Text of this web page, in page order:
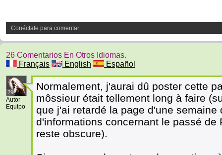
Conéctate para comentar
26 Comentarios En Otros Idiomas.
Français
English Español
29
Autor
Equipo
Normalement, j'aurai dû poster cette
môssieur était tellement long à faire
que j'ai retardé la page d'une
d'informations concernant le passé
reste obscure).